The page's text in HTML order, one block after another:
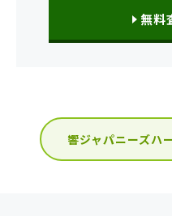
無料
響ジャパニーズハ